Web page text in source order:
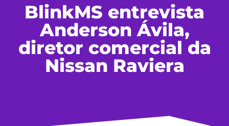
BlinkMS entrevista
Anderson Ávila,
diretor comercial da
Nissan Raviera